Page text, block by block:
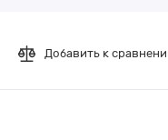
Добавить к